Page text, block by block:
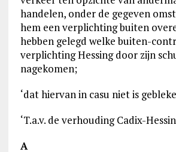
handelen, onder de gegeven
hem een verplichting buiten
hebben gelegd welke buiten-
verplichting Hessing door zijn
nagekomen;
‘dat hiervan in casu niet is
‘T.a.v. de verhouding Cadix-
A